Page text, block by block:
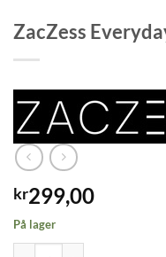
ZacZess
kr299,00
På lager